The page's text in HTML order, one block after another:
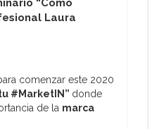
“Cómo
Laura
comenzar este 2020
#MarketIN” donde
de la marca